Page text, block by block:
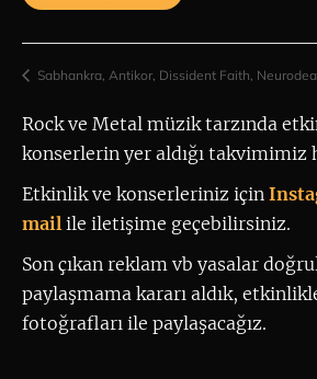
Sabhankra, Antikor, Dissident Faith,
Rock ve Metal müzik tarzında
konserlerin yer aldığı takvimimiz
Etkinlik ve konserleriniz için
mail ile iletişime geçebilirsiniz.
Son çıkan reklam vb yasalar
paylaşmama kararı aldık,
fotoğrafları ile paylaşacağız.